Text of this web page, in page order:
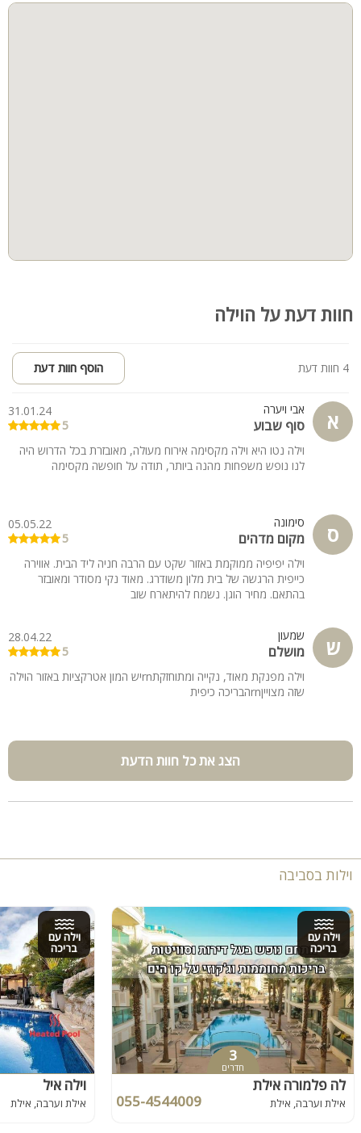
מיטה זוגית מוצעת, מזגן, LCD, שידות
בית כנסת, מיחם ופלטה לשבת
חוות דעת על הוילה
4 חוות דעת הוסף חוות דעת
א אבי ויערה
סוף שבוע
31.01.24
5
וילה נטו היא וילה מקסימה אירוח מעולה, מאובזרת בכל הדרוש היה
לנו נופש משפחות מהנה ביותר, תודה על חופשה מקסימה
ס סימונה
מקום מדהים
05.05.22
5
וילה יפיפיה ממוקמת באזור שקט עם הרבה חניה ליד הבית. אווירה
כייפית הרגשה של בית מלון משודרג. מאוד נקי מסודר ומאובזר
בהתאם. מחיר הוגן. נשמח להיתארח שוב
ש שמעון
מושלם
28.04.22
5
וילה מפנקת מאוד, נקייה ומתוחזקתrnיש המון אטרקציות באזור הוילה
שזה מצוייןrnהבריכה כיפית
הצג את כל חוות הדעת
וילות בסביבה
וילה עם
בריכה
3
חדרים
לה פלמורה אילת
אילת וערבה, אילת 055-4544009
וילה עם
בריכה
וילה איל
אילת וערבה, אילת